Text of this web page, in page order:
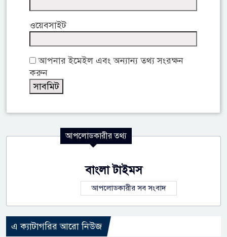
ওয়েবসাইট
আপনার ইমেইল এবং অন্যান্য তথ্য সংরক্ষন
করুন
আপলোডকারীর তথ্য
বাংলা টাইমস
আপলোডকারীর সব সংবাদ
এ ক্যাটাগরির আরো নিউজ